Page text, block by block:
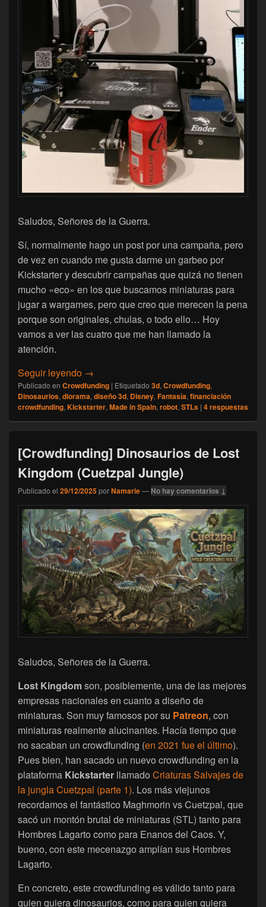
Saludos, Señores de la Guerra.
Sí, normalmente hago un post por una campaña, pero
de vez en cuando me gusta darme un garbeo por
Kickstarter y descubrir campañas que quizá no tienen
mucho «eco» en los que buscamos miniaturas para
jugar a wargames, pero que creo que merecen la pena
porque son originales, chulas, o todo ello… Hoy
vamos a ver las cuatro que me han llamado la
atención.
Seguir leyendo [Crowdfunding] Cuatro campañas que
→
Publicado en Crowdfunding | Etiquetado 3d, Crowdfunding,
Dinosaurios, diorama, diseño 3d, Disney, Fantasía, financiación
crowdfunding, Kickstarter, Made in Spain, robot, STLs | 4respuestas
[Crowdfunding] Dinosaurios de Lost
Kingdom (Cuetzpal Jungle)
Publicado el 29/12/2025porNamarie— No hay comentarios ↓
Saludos, Señores de la Guerra.
Lost Kingdomson, posiblemente, una de las mejores
empresas nacionales en cuanto a diseño de
miniaturas. Son muy famosos por su Patreon, con
miniaturas realmente alucinantes. Hacía tiempo que
no sacaban un crowdfunding (en 2021 fue el último).
Pues bien, han sacado un nuevo crowdfunding en la
plataforma Kickstarter llamado Criaturas Salvajes de
la jungla Cuetzpal (parte 1). Los más viejunos
recordamos el fantástico Maghmorin vs Cuetzpal, que
sacó un montón brutal de miniaturas (STL) tanto para
Hombres Lagarto como para Enanos del Caos. Y,
bueno, con este mecenazgo amplían sus Hombres
Lagarto.
En concreto, este crowdfunding es válido tanto para
quien quiera dinosaurios, como para quien quiera